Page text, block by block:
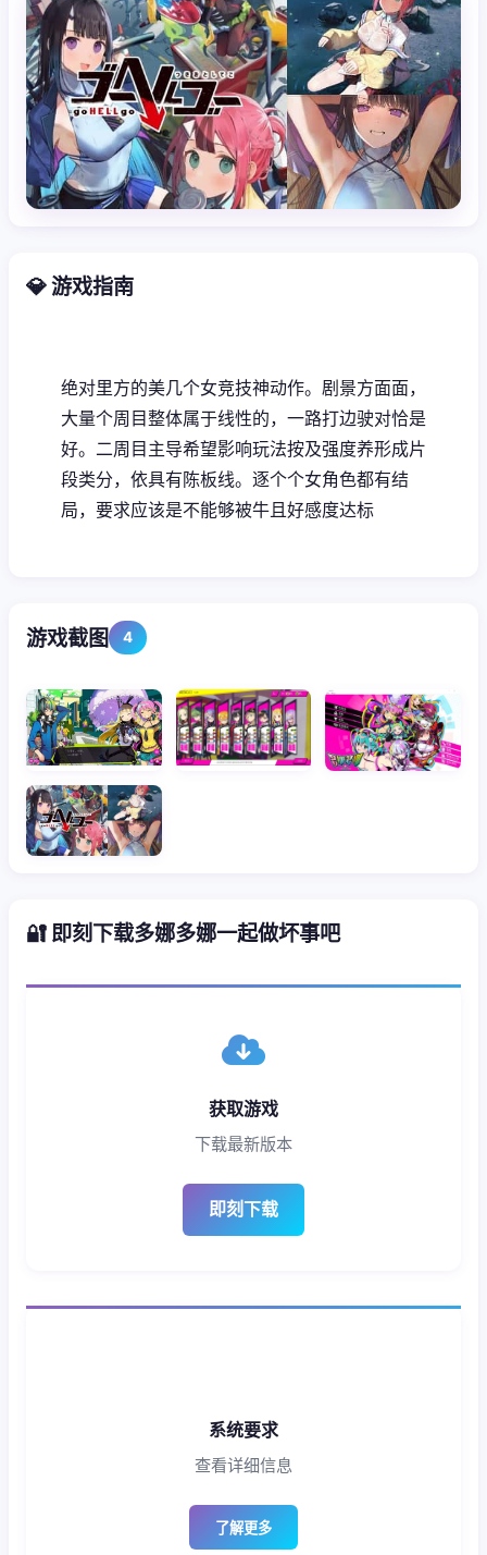
💎 游戏指南
绝对里方的美几个女竞技神动作。剧景方面面，
大量个周目整体属于线性的，一路打边驶对恰是
好。二周目主导希望影响玩法按及强度养形成片
段类分，依具有陈板线。逐个个女角色都有结
局，要求应该是不能够被牛且好感度达标
游戏截图 4
🔐 即刻下载多娜多娜一起做坏事吧
获取游戏
下载最新版本
即刻下载
系统要求
查看详细信息
了解更多